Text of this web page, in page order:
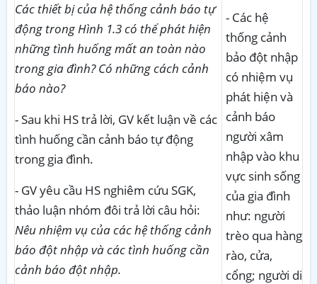
Cácthiết bị của hệ thống cảnh báo tự
động trong Hình 1.3 có thể phát hiện
những tình huống mất an toàn nào
trong gia đình? Có những cách cảnh
báo nào?
- Sau khi HS trả lời, GV kết luận về các
tình huống cần cảnh báo tự động
trong gia đình.
- GV yêu cầu HS nghiêm cứu SGK,
thảo luận nhóm đôi trả lời câu hỏi:
Nêu nhiệm vụ của các hệ thống cảnh
báo đột nhập và các tình huống cần
cảnh báo đột nhập.
- Các hệ
thống cảnh
bảo đột nhập
có nhiệm vụ
phát hiện và
cảnh báo
người xâm
nhập vào khu
vực sinh sống
của gia đình
như: người
trèo qua hàng
rào, cửa,
cổng; người di